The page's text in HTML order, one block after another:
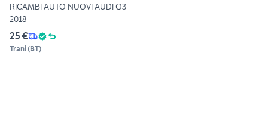
RICAMBI AUTO NUOVI AUDI Q3
2018
25 €
Trani(BT)